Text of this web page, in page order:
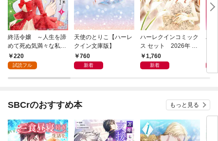
終活令嬢 ～人生を諦
めて死ぬ気満々な私と
溺愛したい神官の攻防
～(話売り) #1
220
試読フル
天使のとりこ【ハーレ
クイン文庫版】
760
新着
ハーレクインコミック
ス セット 2026年 vo
l.1072
1,760
新着
ハ
SBCrのおすすめ本 もっと見る